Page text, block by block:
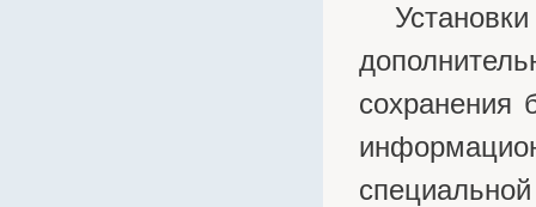
сохранения